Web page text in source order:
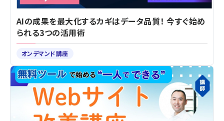
AIの成果を最大化するカギはデータ品質！ 今すぐ始め
られる3つの活用術
オンデマンド講座